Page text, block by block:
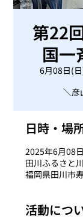
第22
国一
6月08日(
＼彦
日時・場
2025年6月08
田川ふるさと
福岡県田川市
活動につ